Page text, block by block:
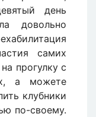
день
довольно
самих
прогулку с
а можете
клубники
по-своему.